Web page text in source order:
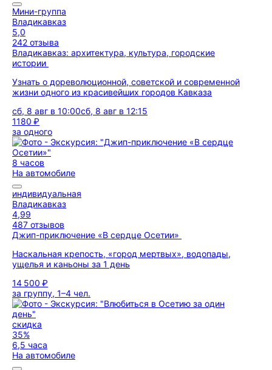
Мини-группа
Владикавказ
5,0
242 отзыва
Владикавказ: архитектура, культура, городские
истории
Узнать о дореволюционной, советской и современной
жизни одного из красивейших городов Кавказа
сб, 8 авг в 10:00сб, 8 авг в 12:15
1180 ₽
за одного
8 часов
На автомобиле
индивидуальная
Владикавказ
4,99
487 отзывов
Джип-приключение «В сердце Осетии»
Наскальная крепость, «город мертвых», водопады,
ущелья и каньоны за 1 день
14 500 ₽
за группу, 1–4 чел.
скидка
35%
6,5 часа
На автомобиле